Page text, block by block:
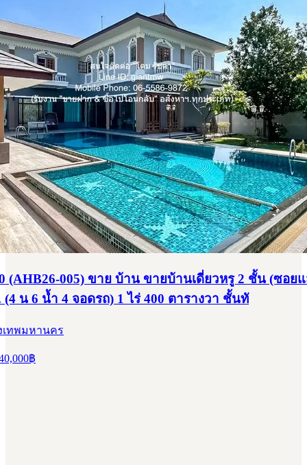
(AHB26-005) ขาย บ้าน ขายบ้านเดี่ยวหรู 2 ชั้น (ซอย
(4 น 6 น้ำ 4 จอดรถ) 1 ไร่ 400 ตารางวา ชั้นทั
เทพมหานคร
฿